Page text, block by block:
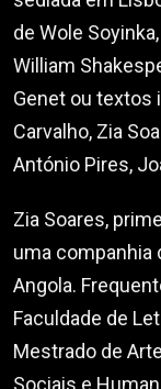
de Wole
William
Genet ou textos
Carvalho, Zia
António Pires,
Zia Soares,
uma companhia
Angola.
Faculdade de
Mestrado de
Sociais e